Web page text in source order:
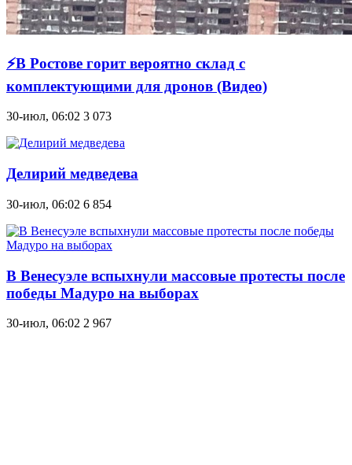
⚡В Ростове горит вероятно склад с
комплектующими для дронов (Видео)
30-июл, 06:02 3 073
Делирий медведева
30-июл, 06:02 6 854
В Венесуэле вспыхнули массовые протесты после
победы Мадуро на выборах
30-июл, 06:02 2 967